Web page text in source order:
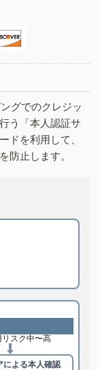
グでのクレジッ
う「本人認証サ
ドを利用して、
防止します。
リスク中〜高
による本人確認